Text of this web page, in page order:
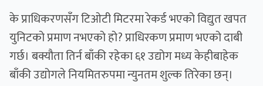
के प्राधिकरणसँग टिओटी मिटरमा रेकर्ड भएको विद्युत खपत
युनिटको प्रमाण नभएको हो? प्राधिरकण प्रमाण भएको दाबी
गर्छ। बक्यौता तिर्न बाँकी रहेका ६१ उद्योग मध्य केहीबाहेक
बाँकी उद्योगले नियमितरुपमा न्युनतम शुल्क तिरेका छन्।